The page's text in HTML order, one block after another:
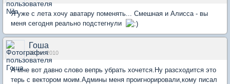
Я уже с лета хочу аватару поменять... Смешная и Алисса - вы
меня сегодня реально подстегнули
Гоша
08 окт 2010
А мне вот давно слово вепрь убрать хочется.Ну разсходится это
терь с вектором моим.Админы меня проигнорировали,кому писал